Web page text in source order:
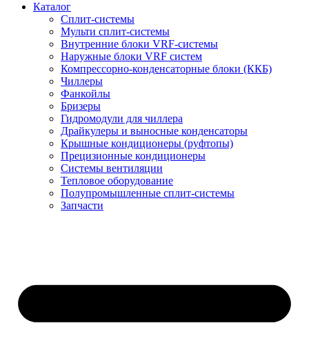
Каталог
Сплит-системы
Мульти сплит-системы
Внутренние блоки VRF-cистемы
Наружные блоки VRF cистем
Компрессорно-конденсаторные блоки (ККБ)
Чиллеры
Фанкойлы
Бризеры
Гидромодули для чиллера
Драйкулеры и выносные конденсаторы
Крышные кондиционеры (руфтопы)
Прецизионные кондиционеры
Системы вентиляции
Тепловое оборудование
Полупромышленные сплит-системы
Запчасти